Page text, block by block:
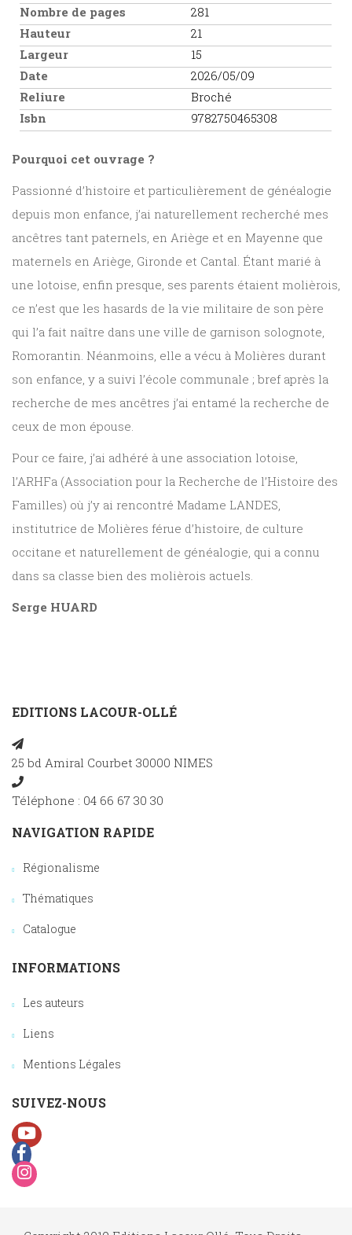
Nombre de pages
281
Hauteur
21
Largeur
15
Date
2026/05/09
Reliure
Broché
Isbn
9782750465308
Pourquoi cet ouvrage ?
Passionné d’histoire et particulièrement de généalogie
depuis mon enfance, j’ai naturellement recherché mes
ancêtres tant paternels, en Ariège et en Mayenne que
maternels en Ariège, Gironde et Cantal. Étant marié à
une lotoise, enfin presque, ses parents étaient molièrois,
ce n’est que les hasards de la vie militaire de son père
qui l’a fait naître dans une ville de garnison solognote,
Romorantin. Néanmoins, elle a vécu à Molières durant
son enfance, y a suivi l’école communale ; bref après la
recherche de mes ancêtres j’ai entamé la recherche de
ceux de mon épouse.
Pour ce faire, j’ai adhéré à une association lotoise,
l’ARHFa (Association pour la Recherche de l’Histoire des
Familles) où j’y ai rencontré Madame LANDES,
institutrice de Molières férue d’histoire, de culture
occitane et naturellement de généalogie, qui a connu
dans sa classe bien des molièrois actuels.
Serge HUARD
EDITIONS LACOUR-OLLÉ
25 bd Amiral Courbet 30000 NIMES
Téléphone : 04 66 67 30 30
NAVIGATION RAPIDE
Régionalisme
Thématiques
Catalogue
INFORMATIONS
Les auteurs
Liens
Mentions Légales
SUIVEZ-NOUS